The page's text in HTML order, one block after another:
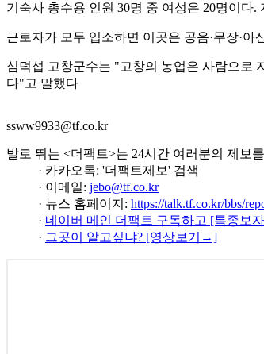
기숙사 총수용 인원 30명 중 여성은 20명이다
근로자가 모두 입소하면 이곳은 공음·무장·
심덕섭 고창군수는 "고창의 농업은 사람으로
다"고 말했다
ssww9933@tf.co.kr
발로 뛰는 <더팩트>는 24시간 여러분의 제보
· 카카오톡: '더팩트제보' 검색
· 이메일: jebo@tf.co.kr
· 뉴스 홈페이지: https://talk.tf.co.kr/bbs/
· 네이버 메인 더팩트 구독하고 [특종보
· 그곳이 알고싶냐? [영상보기→]